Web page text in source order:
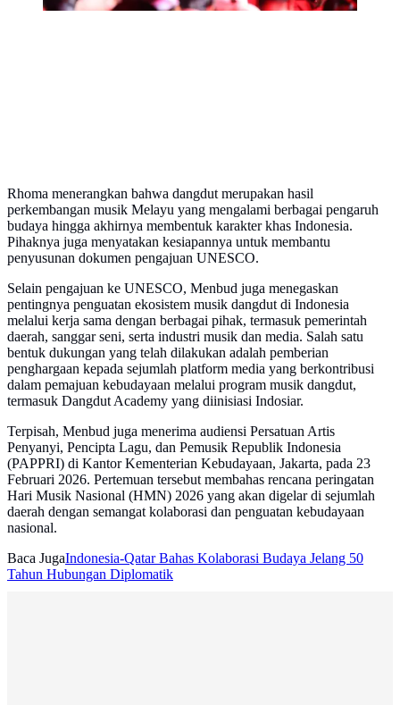
Rhoma menerangkan bahwa dangdut merupakan hasil
perkembangan musik Melayu yang mengalami berbagai pengaruh
budaya hingga akhirnya membentuk karakter khas Indonesia.
Pihaknya juga menyatakan kesiapannya untuk membantu
penyusunan dokumen pengajuan UNESCO.
Selain pengajuan ke UNESCO, Menbud juga menegaskan
pentingnya penguatan ekosistem musik dangdut di Indonesia
melalui kerja sama dengan berbagai pihak, termasuk pemerintah
daerah, sanggar seni, serta industri musik dan media. Salah satu
bentuk dukungan yang telah dilakukan adalah pemberian
penghargaan kepada sejumlah platform media yang berkontribusi
dalam pemajuan kebudayaan melalui program musik dangdut,
termasuk Dangdut Academy yang diinisiasi Indosiar.
Terpisah, Menbud juga menerima audiensi Persatuan Artis
Penyanyi, Pencipta Lagu, dan Pemusik Republik Indonesia
(PAPPRI) di Kantor Kementerian Kebudayaan, Jakarta, pada 23
Februari 2026. Pertemuan tersebut membahas rencana peringatan
Hari Musik Nasional (HMN) 2026 yang akan digelar di sejumlah
daerah dengan semangat kolaborasi dan penguatan kebudayaan
nasional.
Baca JugaIndonesia-Qatar Bahas Kolaborasi Budaya Jelang 50
Tahun Hubungan Diplomatik